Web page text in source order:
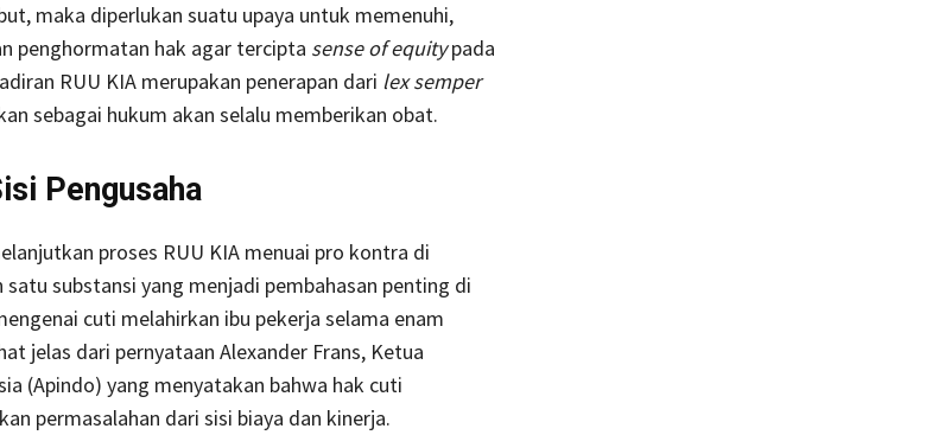
maka diperlukan suatu upaya untuk memenuhi,
penghormatan hak agar tercipta sense of equitypada
RUU KIA merupakan penerapan dari lex semper
sebagai hukum akan selalu memberikan obat.
Pengusaha
proses RUU KIA menuai pro kontra di
satu substansi yang menjadi pembahasan penting di
cuti melahirkan ibu pekerja selama enam
jelas dari pernyataan Alexander Frans, Ketua
(Apindo) yang menyatakan bahwa hak cuti
permasalahan dari sisi biaya dan kinerja.